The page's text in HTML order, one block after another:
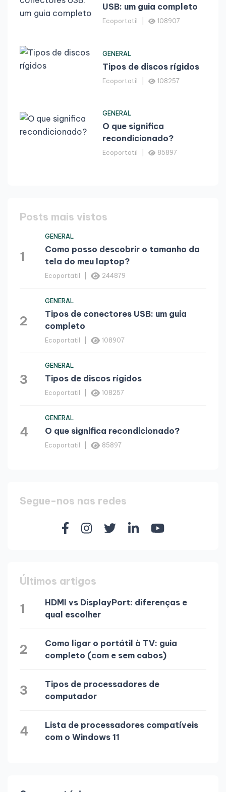
USB: um guia completo
Ecoportatil 108907
GENERAL
Tipos de discos rígidos
Ecoportatil 108257
GENERAL
O que significa
recondicionado?
Ecoportatil 85897
Posts mais vistos
1
GENERAL
Como posso descobrir o tamanho da
tela do meu laptop?
Ecoportatil 244879
2
GENERAL
Tipos de conectores USB: um guia
completo
Ecoportatil 108907
3
GENERAL
Tipos de discos rígidos
Ecoportatil 108257
4
GENERAL
O que significa recondicionado?
Ecoportatil 85897
Segue-nos nas redes
Últimos artigos
1
HDMI vs DisplayPort: diferenças e
qual escolher
2
Como ligar o portátil à TV: guia
completo (com e sem cabos)
3
Tipos de processadores de
computador
4
Lista de processadores compatíveis
com o Windows 11